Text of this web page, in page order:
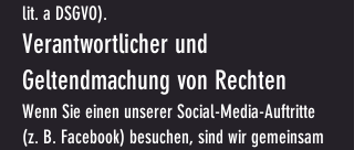
lit. a DSGVO).
Verantwortlicher und
Geltendmachung von Rechten
Wenn Sie einen unserer Social-Media-Auftritte
(z. B. Facebook) besuchen, sind wir gemeinsam